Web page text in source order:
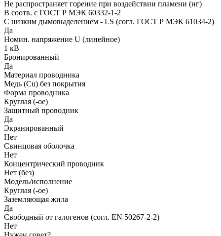
Не распространяет горение при воздействии пламени (нг)
В соотв. с ГОСТ Р МЭК 60332-1-2
С низким дымовыделением - LS (согл. ГОСТ Р МЭК 61034-2)
Да
Номин. напряжение U (линейное)
1 кВ
Бронированный
Да
Материал проводника
Медь (Cu) без покрытия
Форма проводника
Круглая (-ое)
Защитный проводник
Да
Экранированный
Нет
Свинцовая оболочка
Нет
Концентрический проводник
Нет (без)
Модель/исполнение
Круглая (-ое)
Заземляющая жила
Да
Свободный от галогенов (согл. EN 50267-2-2)
Нет